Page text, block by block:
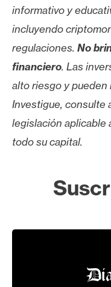
informativo y
incluyendo
regulaciones. No
financiero. Las
alto riesgo y pueden
Investigue, consulte
legislación aplicable
todo su capital.